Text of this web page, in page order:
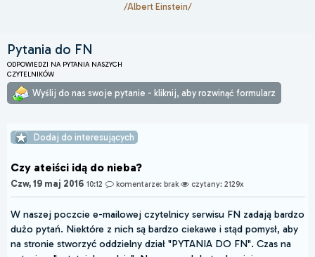
/Albert Einstein/
Pytania do FN
ODPOWIEDZI NA PYTANIA NASZYCH
CZYTELNIKÓW
Wyślij do nas swoje pytanie - kliknij, aby rozwinąć formularz
Dodaj do interesujących
Czy ateiści idą do nieba?
Czw, 19 maj 2016 10:12 komentarze: brak czytany: 2129x
W naszej poczcie e-mailowej czytelnicy serwisu FN zadają bardzo
dużo pytań. Niektóre z nich są bardzo ciekawe i stąd pomysł, aby
na stronie stworzyć oddzielny dział "PYTANIA DO FN". Czas na